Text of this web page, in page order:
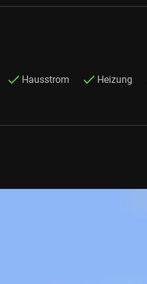
Hausstrom Heizung